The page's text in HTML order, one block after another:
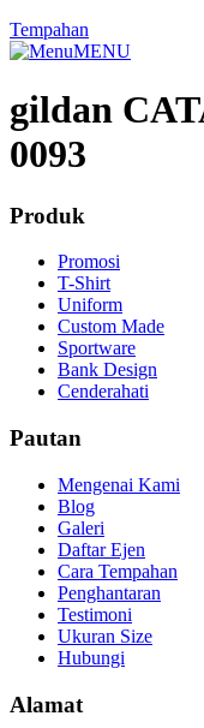
Tempahan
MENU
gildan
0093
Produk
Promosi
T-Shirt
Uniform
Custom Made
Sportware
Bank Design
Cenderahati
Pautan
Mengenai Kami
Blog
Galeri
Daftar Ejen
Cara Tempahan
Penghantaran
Testimoni
Ukuran Size
Hubungi
Alamat